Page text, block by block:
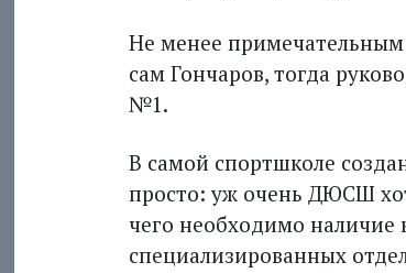
Не менее примечательным
сам Гончаров, тогда
№1.
В самой спортшколе
просто: уж очень ДЮСШ
чего необходимо наличие
специализированных